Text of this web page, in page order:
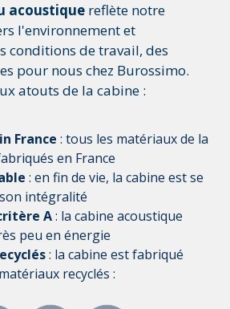
acoustique reflète notre
l'environnement et
conditions de travail, des
pour nous chez Burossimo.
atouts de la cabine :
France : tous les matériaux de la
en France
: en fin de vie, la cabine est se
intégralité
A: la cabine acoustique
peu en énergie
: la cabine est fabriqué
recyclés :